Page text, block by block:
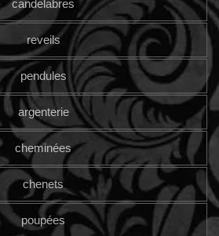
candelabres
reveils
pendules
argenterie
cheminées
chenets
poupées